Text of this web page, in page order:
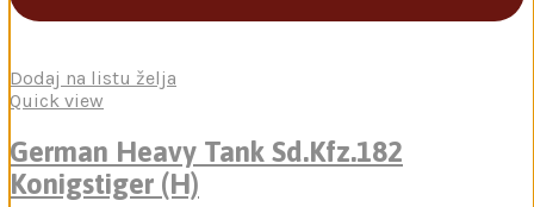
Dodaj na listu želja
Quick view
German Heavy Tank Sd.Kfz.182
Konigstiger (H)